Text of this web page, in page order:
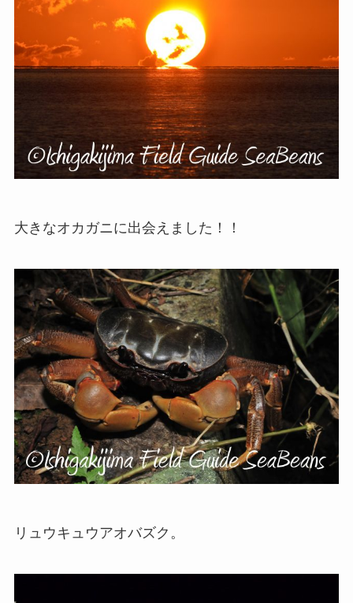
大きなオカガニに出会えました！！
リュウキュウアオバズク。